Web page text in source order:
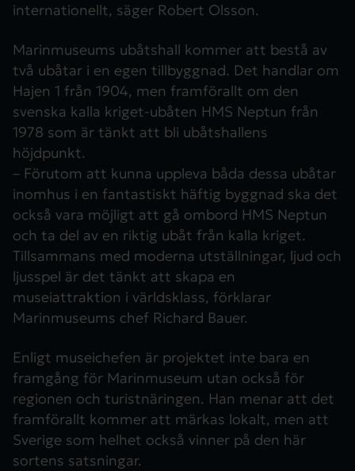
internationellt, säger Robert Olsson.
Marinmuseums ubåtshall kommer att bestå av
två ubåtar i en egen tillbyggnad. Det handlar om
Hajen 1 från 1904, men framförallt om den
svenska kalla kriget-ubåten HMS Neptun från
1978 som är tänkt att bli ubåtshallens
höjdpunkt.
– Förutom att kunna uppleva båda dessa ubåtar
inomhus i en fantastiskt häftig byggnad ska det
också vara möjligt att gå ombord HMS Neptun
och ta del av en riktig ubåt från kalla kriget.
Tillsammans med moderna utställningar, ljud och
ljusspel är det tänkt att skapa en
museiattraktion i världsklass, förklarar
Marinmuseums chef Richard Bauer.
Enligt museichefen är projektet inte bara en
framgång för Marinmuseum utan också för
regionen och turistnäringen. Han menar att det
framförallt kommer att märkas lokalt, men att
Sverige som helhet också vinner på den här
sortens satsningar.